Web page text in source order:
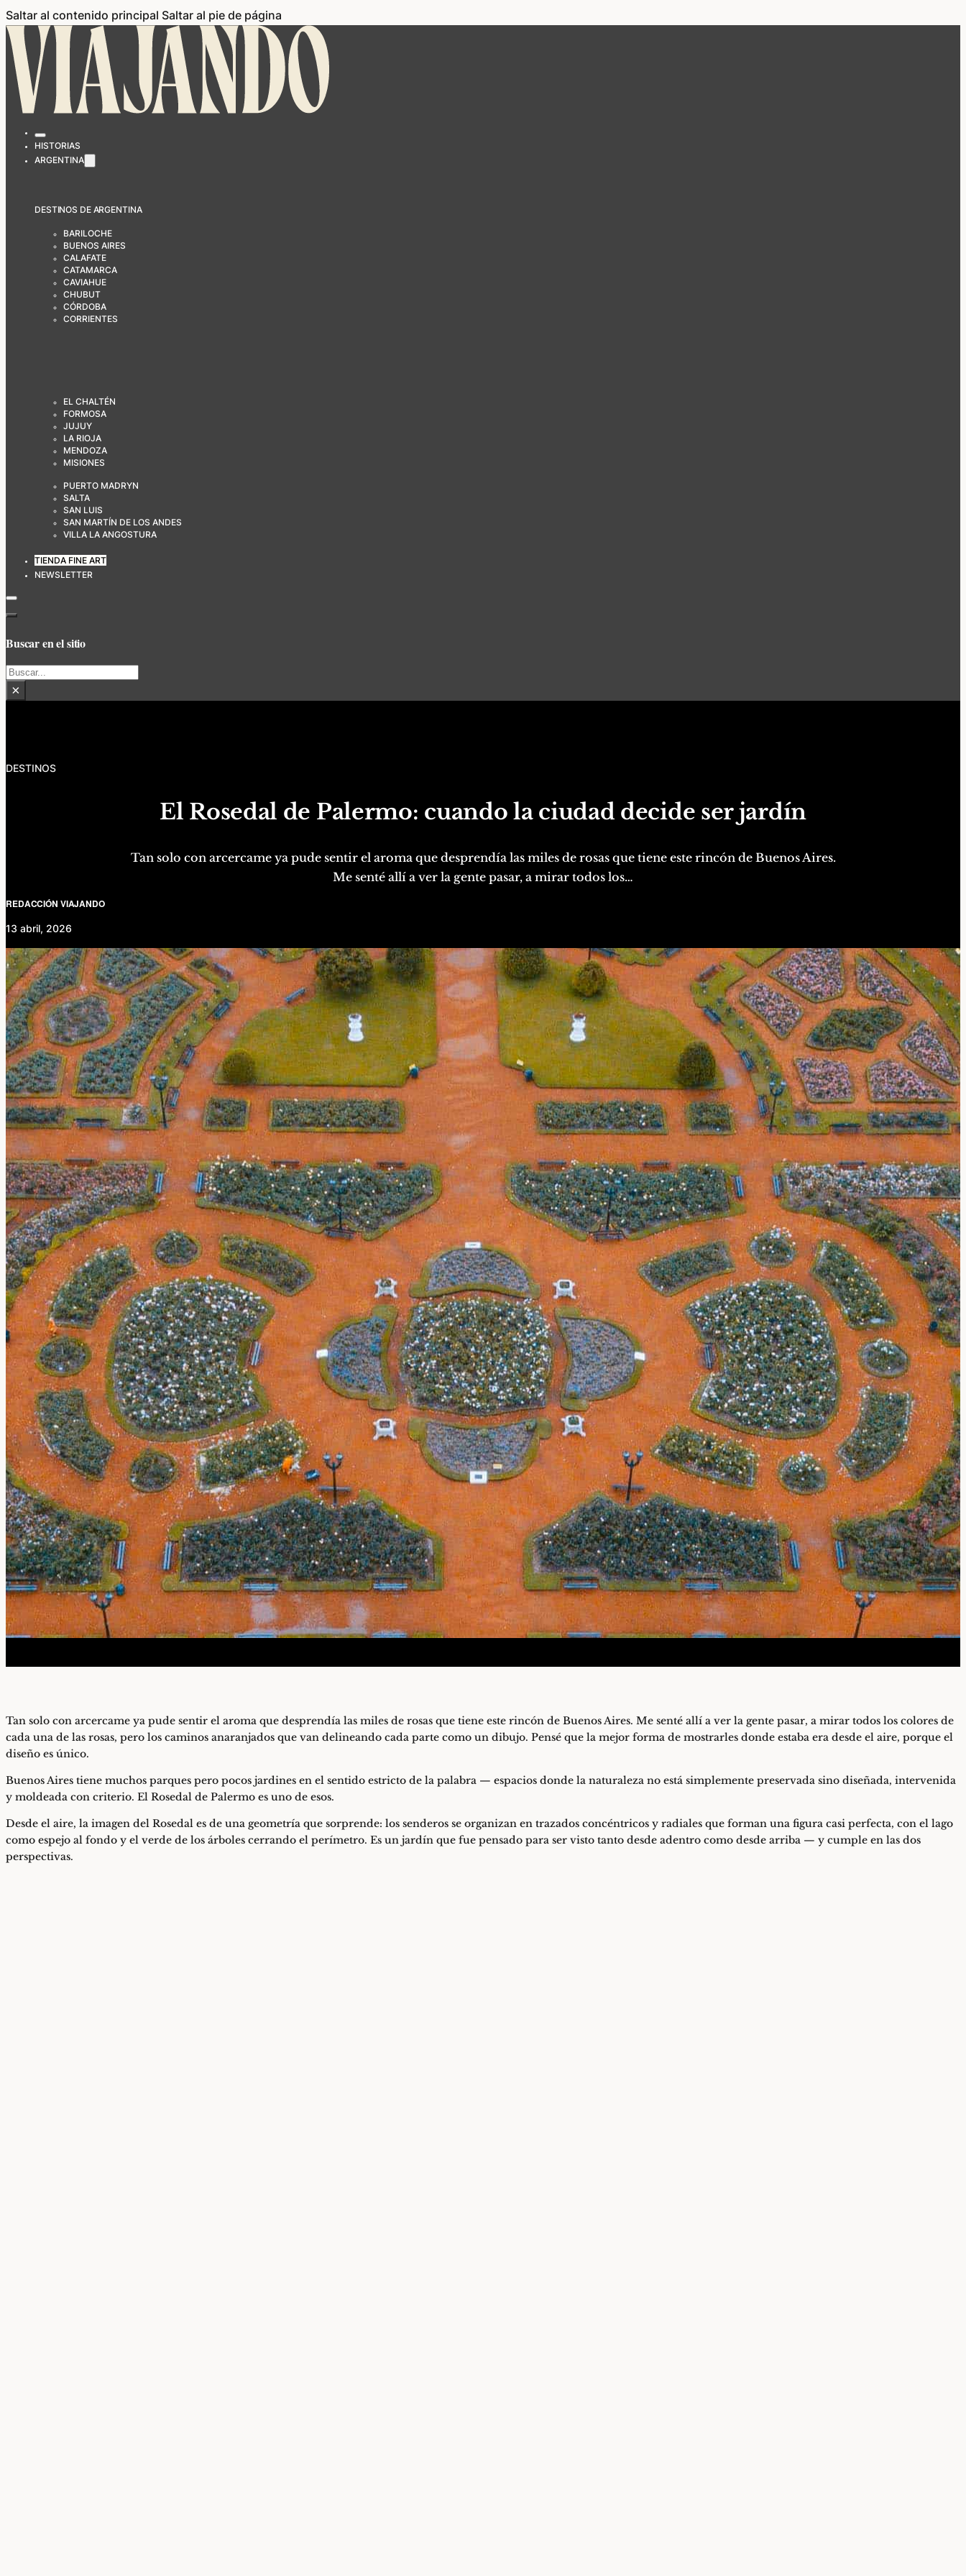
Saltar al contenido principal Saltar al pie de página
HISTORIAS
ARGENTINA
DESTINOS DE ARGENTINA
BARILOCHE
BUENOS AIRES
CALAFATE
CATAMARCA
CAVIAHUE
CHUBUT
CÓRDOBA
CORRIENTES
EL CHALTÉN
FORMOSA
JUJUY
LA RIOJA
MENDOZA
MISIONES
PUERTO MADRYN
SALTA
SAN LUIS
SAN MARTÍN DE LOS ANDES
VILLA LA ANGOSTURA
TIENDA FINE ART
NEWSLETTER
Buscar en el sitio
Buscar
×
DESTINOS
El Rosedal de Palermo: cuando la ciudad decide ser jardín
Tan solo con arcercame ya pude sentir el aroma que desprendía las miles de rosas que tiene este rincón de Buenos Aires.
Me senté allí a ver la gente pasar, a mirar todos los…
REDACCIÓN VIAJANDO
13 abril, 2026
Tan solo con arcercame ya pude sentir el aroma que desprendía las miles de rosas que tiene este rincón de Buenos Aires. Me senté allí a ver la gente pasar, a mirar todos los colores de
cada una de las rosas, pero los caminos anaranjados que van delineando cada parte como un dibujo. Pensé que la mejor forma de mostrarles donde estaba era desde el aire, porque el
diseño es único.
Buenos Aires tiene muchos parques pero pocos jardines en el sentido estricto de la palabra — espacios donde la naturaleza no está simplemente preservada sino diseñada, intervenida
y moldeada con criterio. El Rosedal de Palermo es uno de esos.
Desde el aire, la imagen del Rosedal es de una geometría que sorprende: los senderos se organizan en trazados concéntricos y radiales que forman una figura casi perfecta, con el lago
como espejo al fondo y el verde de los árboles cerrando el perímetro. Es un jardín que fue pensado para ser visto tanto desde adentro como desde arriba — y cumple en las dos
perspectivas.